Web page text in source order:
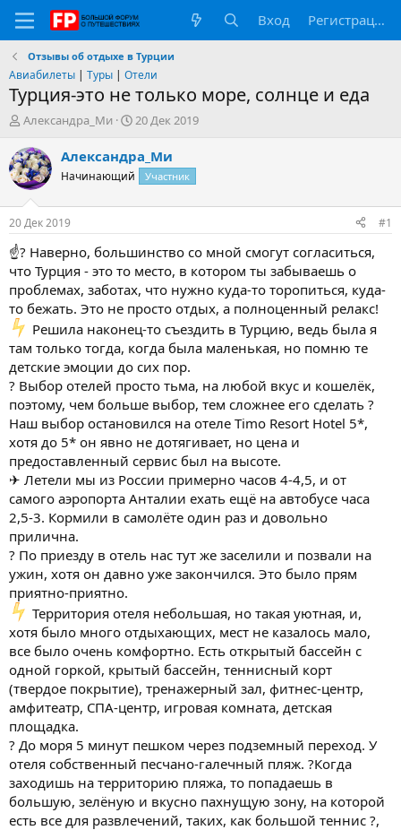
Вход Регистрация
Отзывы об отдыхе в Турции
Авиабилеты | Туры | Отели
Турция-это не только море, солнце и еда
А
т
о
р
т
е
м
ы
Александра_Ми
Д
т
а
н
а
л
20 Дек 2019
Александра_Ми
Начинающий Участник
20 Дек 2019 #1
☝? Наверно, большинство со мной смогут согласиться,
что Турция - это то место, в котором ты забываешь о
проблемах, заботах, что нужно куда-то торопиться, куда-
то бежать. Это не просто отдых, а полноценный релакс!
Решила наконец-то съездить в Турцию, ведь была я
там только тогда, когда была маленькая, но помню те
детские эмоции до сих пор.
? Выбор отелей просто тьма, на любой вкус и кошелёк,
поэтому, чем больше выбор, тем сложнее его сделать ?
Наш выбор остановился на отеле Timo Resort Hotel 5*,
хотя до 5* он явно не дотягивает, но цена и
предоставленный сервис был на высоте.
✈ Летели мы из России примерно часов 4-4,5, и от
самого аэропорта Анталии ехать ещё на автобусе часа
2,5-3. Кормили в самолёте один раз и довольно
прилична.
? По приезду в отель нас тут же заселили и позвали на
ужин, хотя он давно уже закончился. Это было прям
приятно-приятно.
Территория отеля небольшая, но такая уютная, и,
хотя было много отдыхающих, мест не казалось мало,
все было очень комфортно. Есть открытый бассейн с
одной горкой, крытый бассейн, теннисный корт
(твердое покрытие), тренажерный зал, фитнес-центр,
амфитеатр, СПА-центр, игровая комната, детская
площадка.
? До моря 5 минут пешком через подземный переход. У
отеля собственный песчано-галечный пляж. ?Когда
заходишь на территорию пляжа, то попадаешь в
большую, зелёную и вкусно пахнущую зону, на которой
есть все для развлечений, таких, как большой теннис ?,